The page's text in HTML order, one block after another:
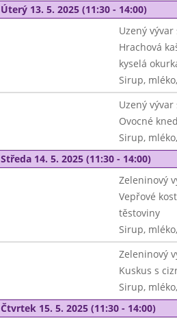
Úterý 13. 5. 2025 (11:30 - 14:00)
Uzený
Hrachová
kyselá
Sirup,
Uzený
Ovocné
Sirup,
Středa 14. 5. 2025 (11:30 - 14:00)
Zeleninový
Vepřové
těstoviny
Sirup,
Zeleninový
Kuskus s
Sirup,
Čtvrtek 15. 5. 2025 (11:30 - 14:00)